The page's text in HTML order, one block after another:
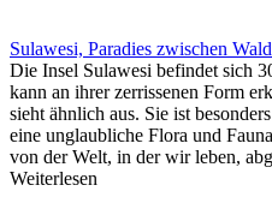
Sulawesi, Paradies zwischen
Die Insel Sulawesi befindet sich
kann an ihrer zerrissenen Form
sieht ähnlich aus. Sie ist
eine unglaubliche Flora und
von der Welt, in der wir leben,
Weiterlesen